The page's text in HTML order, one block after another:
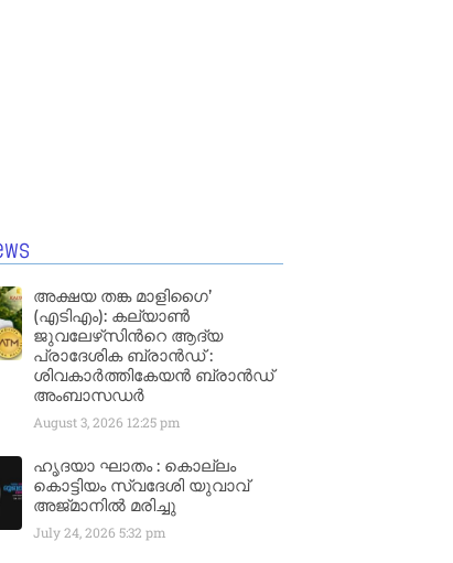
അക്ഷയ തങ്ക മാളിഗൈ’
(എടിഎം): കല്യാണ്‍
ജുവലേഴ്‌സിന്‍റെ ആദ്യ
പ്രാദേശിക ബ്രാന്‍ഡ് :
ശിവകാര്‍ത്തികേയന്‍ ബ്രാന്‍ഡ്
അംബാസഡര്‍
August 3, 2026 12:25 pm
ഹൃദയാ ഘാതം : കൊല്ലം
കൊട്ടിയം സ്വദേശി യുവാവ്
അജ്മാനിൽ മരിച്ചു
July 24, 2026 5:32 pm